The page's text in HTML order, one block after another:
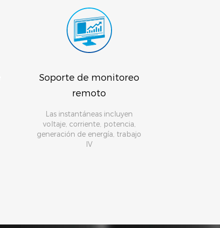
Soporte de monitoreo
remoto
Las instantáneas incluyen
voltaje, corriente, potencia,
generación de energía, trabajo
IV